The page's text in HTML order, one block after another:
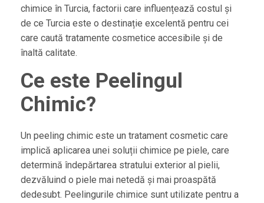
chimice în Turcia, factorii care influențează costul și
de ce Turcia este o destinație excelentă pentru cei
care caută tratamente cosmetice accesibile și de
înaltă calitate.
Ce este Peelingul
Chimic?
Un peeling chimic este un tratament cosmetic care
implică aplicarea unei soluții chimice pe piele, care
determină îndepărtarea stratului exterior al pielii,
dezvăluind o piele mai netedă și mai proaspătă
dedesubt. Peelingurile chimice sunt utilizate pentru a